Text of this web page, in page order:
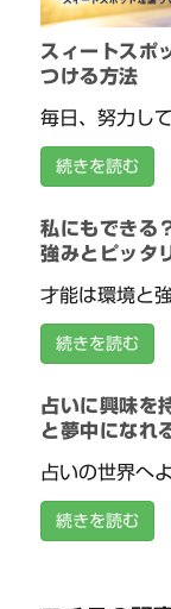
スィートスポ
つける方法
毎日、努力し
続きを読む
私にもできる
強みとピッタ
才能は環境と
続きを読む
占いに興味を
と夢中になれ
占いの世界へ
続きを読む